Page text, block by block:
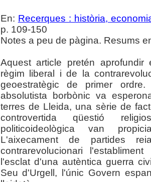
En: Recerques : història,
p. 109-150
Notes a peu de pàgina. Resums
Aquest article pretén
règim liberal i de la
geoestratègic de primer
absolutista borbònic va
terres de Lleida, una sèrie de
controvertida qüestió
politicoideològica van
L'aixecament de partides
contrarevolucionari
l'esclat d'una autèntica guerra
Seu d'Urgell, l'únic Govern